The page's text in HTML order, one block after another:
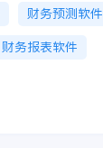
财务预测软件
财务报表软件